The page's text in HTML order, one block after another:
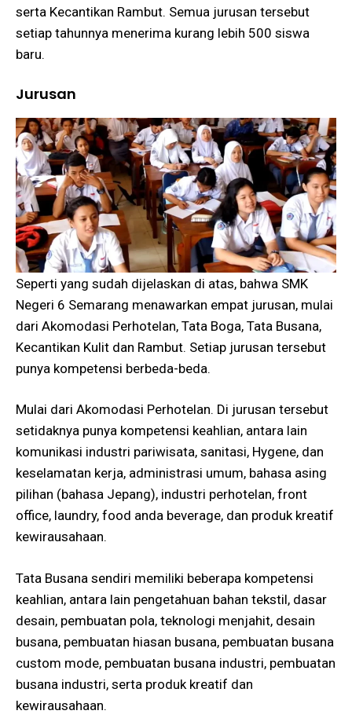
serta Kecantikan Rambut. Semua jurusan tersebut
setiap tahunnya menerima kurang lebih 500 siswa
baru.
Jurusan
Seperti yang sudah dijelaskan di atas, bahwa SMK
Negeri 6 Semarang menawarkan empat jurusan, mulai
dari Akomodasi Perhotelan, Tata Boga, Tata Busana,
Kecantikan Kulit dan Rambut. Setiap jurusan tersebut
punya kompetensi berbeda-beda.
Mulai dari Akomodasi Perhotelan. Di jurusan tersebut
setidaknya punya kompetensi keahlian, antara lain
komunikasi industri pariwisata, sanitasi, Hygene, dan
keselamatan kerja, administrasi umum, bahasa asing
pilihan (bahasa Jepang), industri perhotelan, front
office, laundry, food anda beverage, dan produk kreatif
kewirausahaan.
Tata Busana sendiri memiliki beberapa kompetensi
keahlian, antara lain pengetahuan bahan tekstil, dasar
desain, pembuatan pola, teknologi menjahit, desain
busana, pembuatan hiasan busana, pembuatan busana
custom mode, pembuatan busana industri, pembuatan
busana industri, serta produk kreatif dan
kewirausahaan.